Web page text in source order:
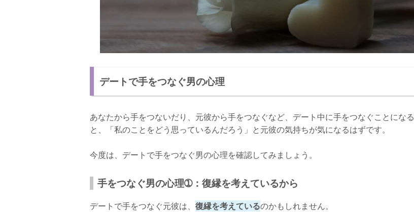
デートで手をつなぐ男の心理
あなたから手をつないだり、元彼から手をつなぐなど、デート中に手をつなぐことになる
と、「私のことをどう思っているんだろう」と元彼の気持ちが気になるはずです。
今度は、デートで手をつなぐ男の心理を確認してみましょう。
手をつなぐ男の心理➀：復縁を考えているから
デートで手をつなぐ元彼は、 復縁を考えているのかもしれません。